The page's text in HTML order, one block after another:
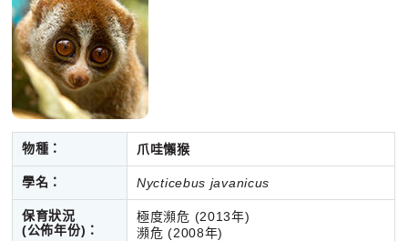
物種： 爪哇懶猴
學名： Nycticebus javanicus
保育狀況
(公佈年份)：
極度瀕危 (2013年)
瀕危 (2008年)